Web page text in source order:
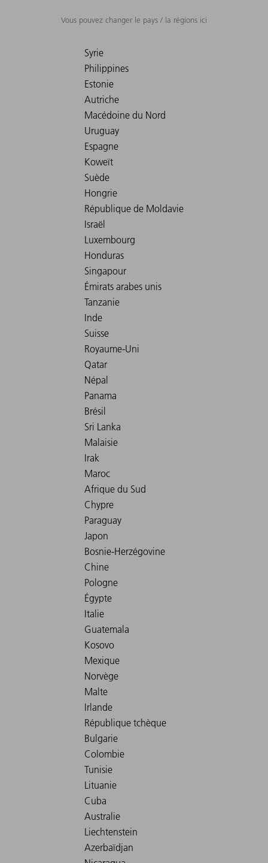
Vous pouvez changer le pays / la régions ici